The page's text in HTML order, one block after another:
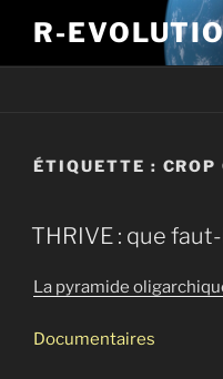
R-
ÉTIQUETTE : CROP
THRIVE : que
La pyramide
Documentaires